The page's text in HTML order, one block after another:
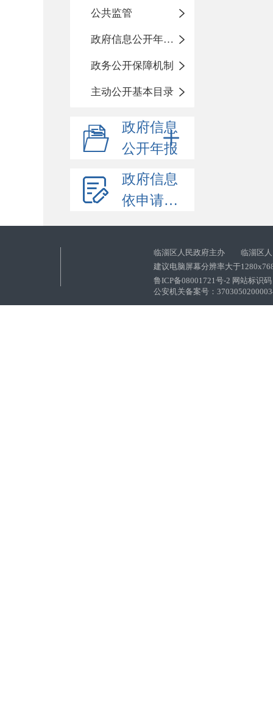
公共监管
政府信息公开年度报告
政务公开保障机制
主动公开基本目录
政府信息
公开年报
政府信息
依申请公开
临淄区人民政府主办 临淄区人
建议电脑屏幕分辨率大于
鲁ICP备08001721号-2 网站标识
公安机关备案号：